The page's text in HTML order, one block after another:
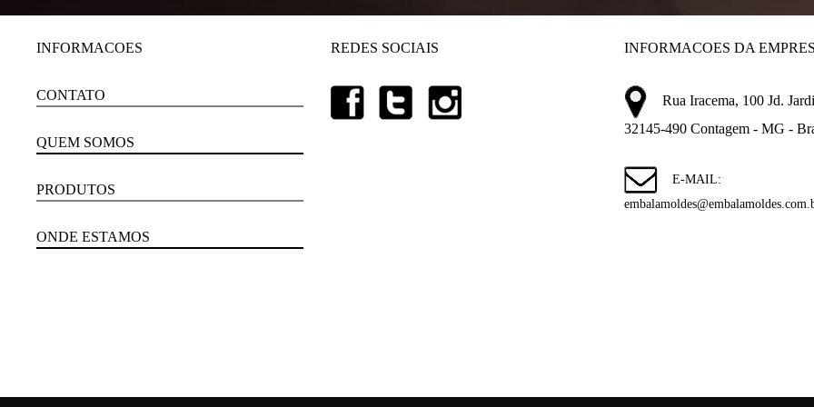
INFORMACOES
CONTATO
QUEM SOMOS
PRODUTOS
ONDE ESTAMOS
REDES SOCIAIS INFORMACOES DA
Rua Iracema, 100 Jd.
32145-490 Contagem - MG -
E-MAIL: